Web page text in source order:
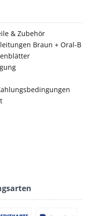
& Zubehör
Braun + Oral-B